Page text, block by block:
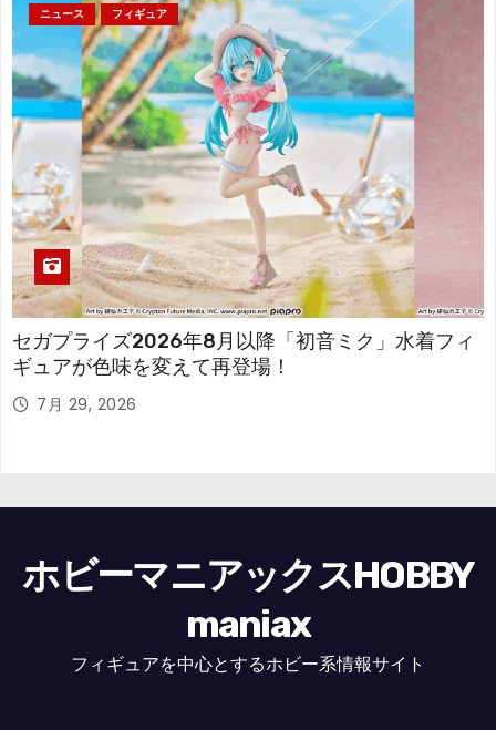
ニュース フィギュア
セガプライズ2026年8月以降「初音ミク」水着フィ
ギュアが色味を変えて再登場！
7月 29, 2026
ホビーマニアックスHOBBY
maniax
フィギュアを中心とするホビー系情報サイト